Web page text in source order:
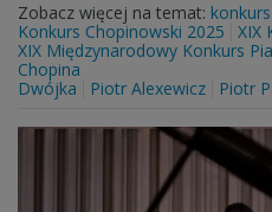
Zobacz więcej na temat:
Konkurs Chopinowski 2025
XIX
XIX Międzynarodowy Konkurs
Chopina
Dwójka
Piotr Alexewicz Piotr